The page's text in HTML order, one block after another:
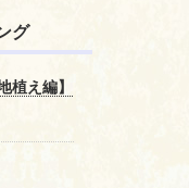
グ
植え編】